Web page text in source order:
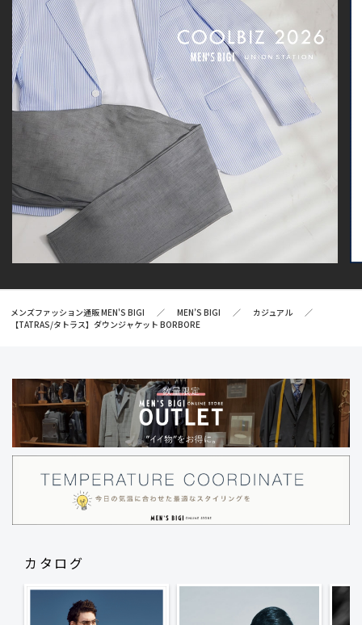
メンズファッション通販 MEN'S BIGI MEN’S BIGI
カジュアル
【TATRAS/タトラス】ダウンジャケット BORBORE
カタログ